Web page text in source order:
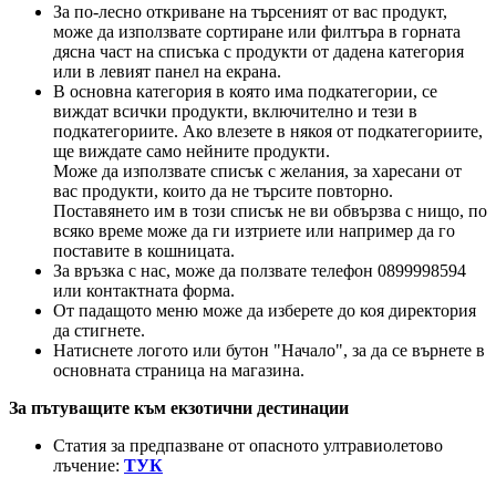
За по-лесно откриване на търсеният от вас продукт,
може да използвате сортиране или филтъра в горната
дясна част на списъка с продукти от дадена категория
или в левият панел на екрана.
В основна категория в която има подкатегории, се
виждат всички продукти, включително и тези в
подкатегориите. Ако влезете в някоя от подкатегориите,
ще виждате само нейните продукти.
Може да използвате списък с желания, за харесани от
вас продукти, които да не търсите повторно.
Поставянето им в този списък не ви обвързва с нищо, по
всяко време може да ги изтриете или например да го
поставите в кошницата.
За връзка с нас, може да ползвате телефон 0899998594
или контактната форма.
От падащото меню може да изберете до коя директория
да стигнете.
Натиснете логото или бутон "Начало", за да се върнете в
основната страница на магазина.
За пътуващите към екзотични дестинации
Статия за предпазване от опасното ултравиолетово
лъчение: ТУК